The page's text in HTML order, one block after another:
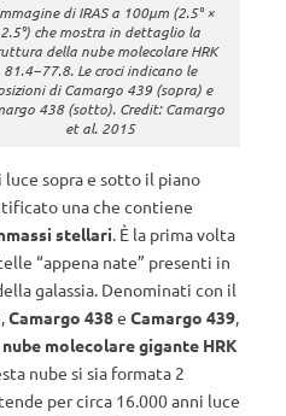
di IRAS a 100µm (2.5° ×
2.5°) che mostra in dettaglio la
della nube molecolare HRK
81.4−77.8. Le croci indicano le
di Camargo 439 (sopra) e
438 (sotto). Credit: Camargo
et al. 2015
sopra e sotto il piano
una che contiene
stellari. È la prima volta
“appena nate” presenti in
galassia. Denominati con il
Camargo 438e Camargo 439,
nube molecolare gigante HRK
nube si sia formata 2
per circa 16.000 anni luce